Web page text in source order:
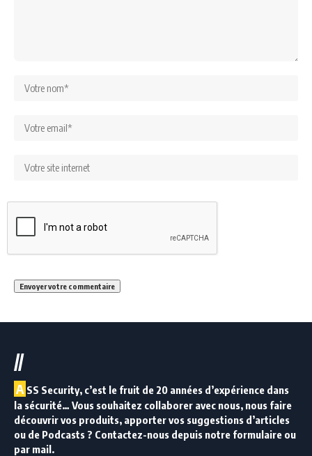
//
A SS Security, c’est le fruit de 20 années d’expérience dans
la sécurité… Vous souhaitez collaborer avec nous, nous faire
découvrir vos produits, apporter vos suggestions d’articles
ou de Podcasts ? Contactez-nous depuis notre formulaire ou
par mail.